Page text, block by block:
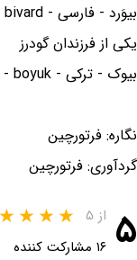
یکی از فرزندان گودرز
بیوک - ترکی - boyuk - بزرگ، مهتر
نگاره: فرتورچین
گردآوری: فرتورچین
۵ از ۵
۱۶ مشارکت کننده